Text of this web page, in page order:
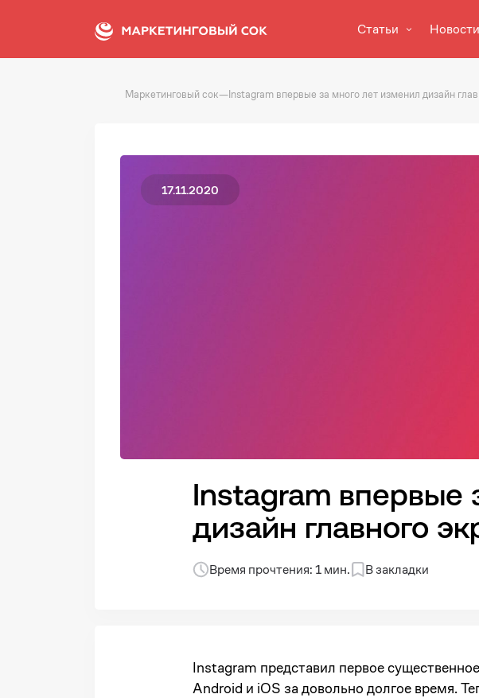
Статьи Новости
Маркетинговый сок—Instagram впервые за много лет изменил дизайн
17.11.2020
Instagram впервые
дизайн главного
Время прочтения: 1 мин. В закладки
Instagram представил первое
Android и iOS за довольно долгое время.